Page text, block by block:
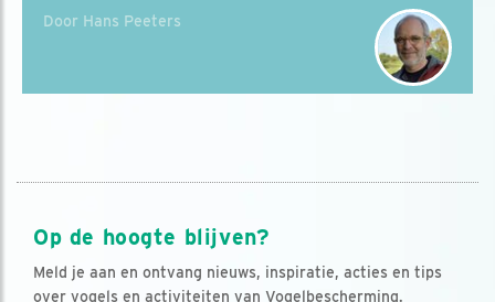
Door Hans Peeters
Op de hoogte blijven?
Meld je aan en ontvang nieuws, inspiratie, acties en tips
over vogels en activiteiten van Vogelbescherming.